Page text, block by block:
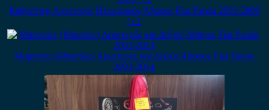
Καθρέπτης Αριστερός Ηλεκτρικός Άβαφος Fiat Panda 2003-2009
/ c2
Μαρσπίες (Μασπίες) Αριστερός και Δεξιός Άβαφος Fiat Panda
2003-2014